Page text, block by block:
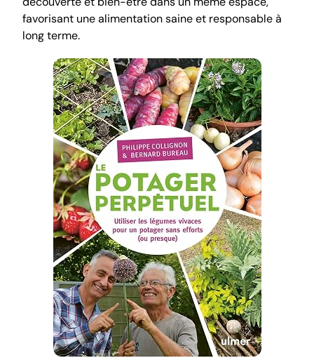
favorisant une alimentation saine et responsable à
long terme.